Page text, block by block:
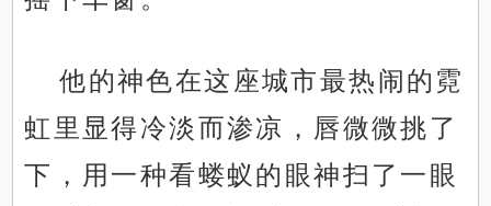
他的神色在这座城市最热闹的霓
虹里显得冷淡而渗凉，唇微微挑了
下，用一种看蝼蚁的眼神扫了一眼